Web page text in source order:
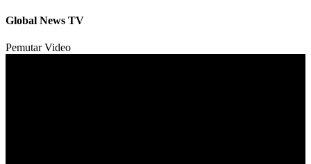
Global News TV
Pemutar Video